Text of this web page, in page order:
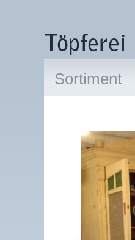
Sortiment